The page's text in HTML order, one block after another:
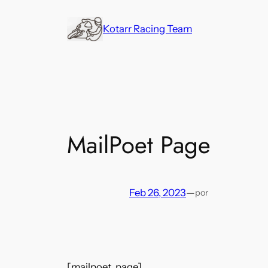
Kotarr Racing Team
MailPoet Page
Feb 26, 2023—por